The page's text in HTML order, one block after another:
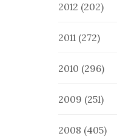
2012 (202)
2011 (272)
2010 (296)
2009 (251)
2008 (405)